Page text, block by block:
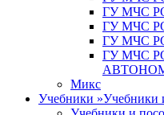
ГУ МЧС
ГУ МЧС
ГУ МЧС
ГУ МЧС
Микс
Учебники »Учебники